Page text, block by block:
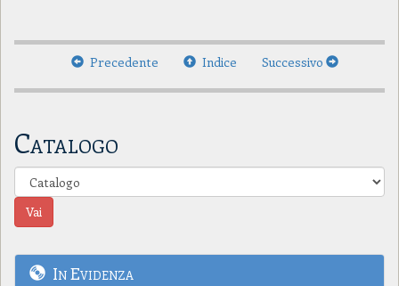
Precedente Indice Successivo
Catalogo
In Evidenza